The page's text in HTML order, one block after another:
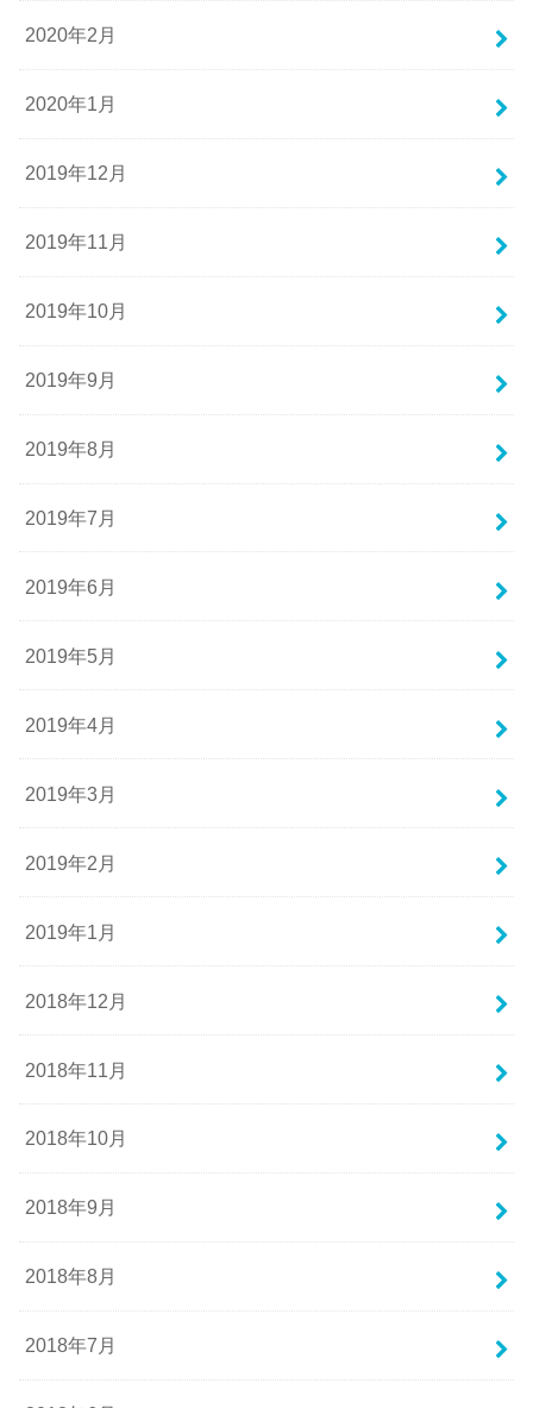
2020年2月
2020年1月
2019年12月
2019年11月
2019年10月
2019年9月
2019年8月
2019年7月
2019年6月
2019年5月
2019年4月
2019年3月
2019年2月
2019年1月
2018年12月
2018年11月
2018年10月
2018年9月
2018年8月
2018年7月